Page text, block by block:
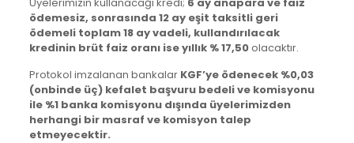
ödemesiz, sonrasında 12 ay eşit taksitli geri
ödemeli toplam 18 ay vadeli, kullandırılacak
kredinin brüt faiz oranı ise yıllık % 17,50olacaktır.
Protokol imzalanan bankalar KGF’ye ödenecek %0,03
(onbinde üç) kefalet başvuru bedeli ve komisyonu
ile %1 banka komisyonu dışında üyelerimizden
herhangi bir masraf ve komisyon talep
etmeyecektir.